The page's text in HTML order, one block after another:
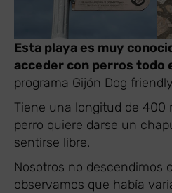
Esta playa es muy
acceder con perros todo
programa Gijón Dog
Tiene una longitud de 400
perro quiere darse un
sentirse libre.
Nosotros no descendimos
observamos que había